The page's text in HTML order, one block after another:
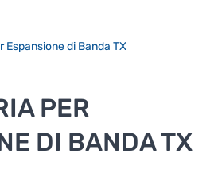
Espansione di Banda TX
PER
DI BANDA TX